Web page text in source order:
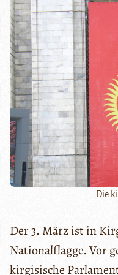
Die
Der 3. März ist in
Nationalflagge. Vor
kirgisische